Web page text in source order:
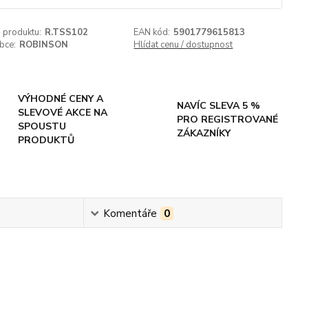
R.TSS102 EAN kód: 5901779615813
ROBINSON Hlídat cenu / dostupnost
VÝHODNÉ CENY A
SLEVOVÉ AKCE NA
SPOUSTU
PRODUKTŮ
NAVÍC SLEVA 5 %
PRO REGISTROVANÉ
ZÁKAZNÍKY
Komentáře 0